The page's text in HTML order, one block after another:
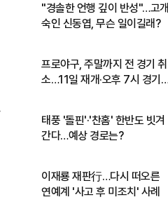
"경솔한 언행 깊이 반성"…고개
숙인 신동엽, 무슨 일이길래?
프로야구, 주말까지 전 경기 취
소…11일 재개·오후 7시 경기
태풍 '돌핀'·'찬홈' 한반도 빗겨
간다…예상 경로는?
이재룡 재판行…다시 떠오른
연예계 '사고 후 미조치' 사례